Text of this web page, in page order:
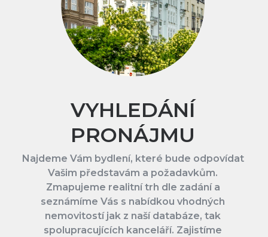
VYHLEDÁNÍ
PRONÁJMU
Najdeme Vám bydlení, které bude odpovídat
Vašim představám a požadavkům.
Zmapujeme realitní trh dle zadání a
seznámíme Vás s nabídkou vhodných
nemovitostí jak z naší databáze, tak
spolupracujících kanceláří. Zajistíme